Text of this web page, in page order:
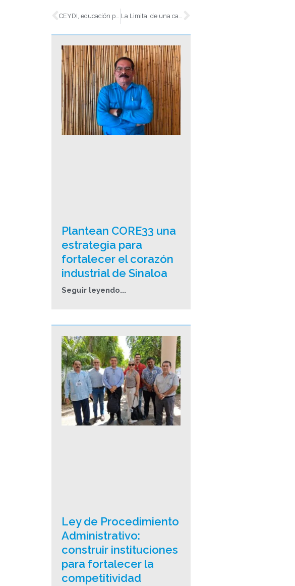
Ant CEYDI, educación personalizada como proyecto empresarial con sentido humano La Limita, de una casa familiar a una empresa gastronómica con varias unidades de negocio
Plantean CORE33 una
estrategia para
fortalecer el corazón
industrial de Sinaloa
Seguir leyendo...
Ley de Procedimiento
Administrativo:
construir instituciones
para fortalecer la
competitividad